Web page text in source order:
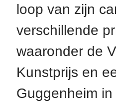
loop van zijn
verschillende
waaronder de
Kunstprijs en
Guggenheim